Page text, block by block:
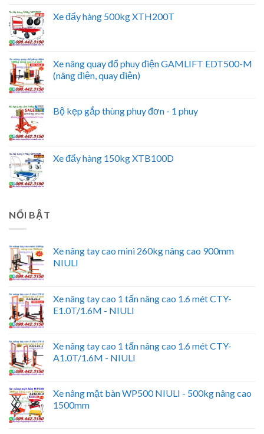
Xe đẩy hàng 500kg XTH200T
Xe nâng quay đổ phuy điện GAMLIFT EDT500-M
(nâng điện, quay điện)
Bộ kẹp gắp thùng phuy đơn - 1 phuy
Xe đẩy hàng 150kg XTB100D
NỔI BẬT
Xe nâng tay cao mini 260kg nâng cao 900mm
NIULI
Xe nâng tay cao 1 tấn nâng cao 1.6 mét CTY-
E1.0T/1.6M - NIULI
Xe nâng tay cao 1 tấn nâng cao 1.6 mét CTY-
A1.0T/1.6M - NIULI
Xe nâng mặt bàn WP500 NIULI - 500kg nâng cao
1500mm